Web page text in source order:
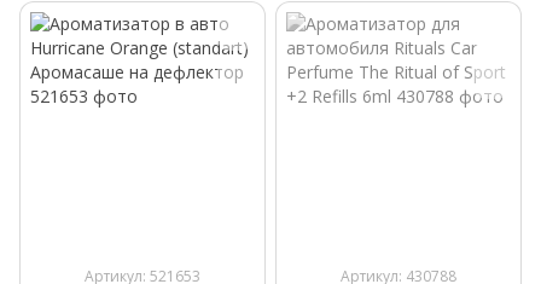
Артикул: 521653 Артикул: 430788